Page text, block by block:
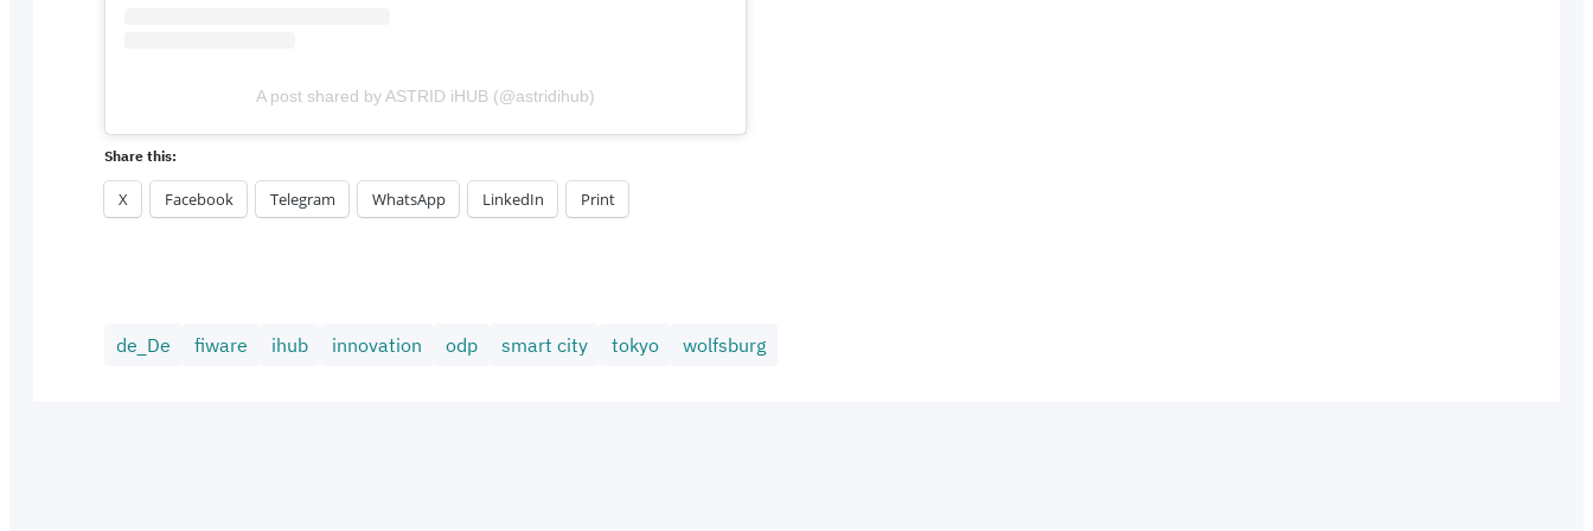
A post shared by ASTRID iHUB (@astridihub)
Share this:
X Facebook Telegram WhatsApp LinkedIn Print
de_De fiware ihub innovation odp smart city tokyo wolfsburg